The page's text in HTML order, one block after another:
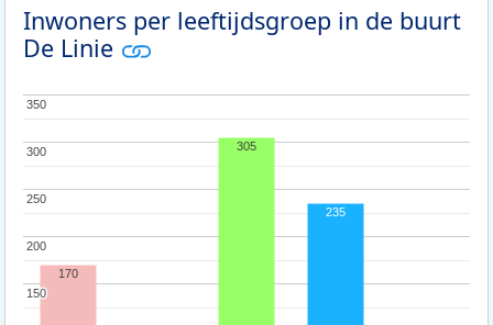
Inwoners per leeftijdsgroep in de buurt
De Linie
150
150
200
200
250
250
300
300
350
350
170
305
235